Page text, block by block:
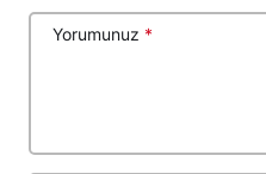
Yorumunuz *